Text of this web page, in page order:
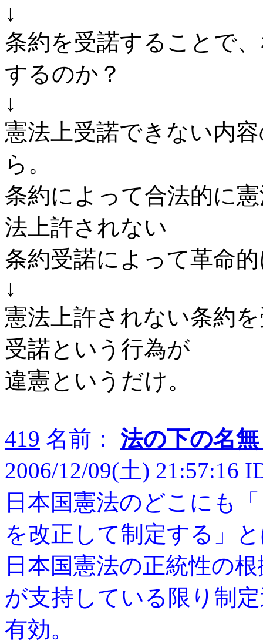
↓
条約を受諾することで
するのか？
↓
憲法上受諾できない内
ら。
条約によって合法的に
法上許されない
条約受諾によって革命
↓
憲法上許されない条約
受諾という行為が
違憲というだけ。
419 名前：
法の下の名
2006/12/09(土) 21:57:16
日本国憲法のどこにも
を改正して制定する」
日本国憲法の正統性の
が支持している限り制
有効。